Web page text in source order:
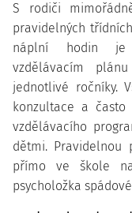
S rodiči
pravidelných
náplní hodin je
vzdělávacím
jednotlivé ročníky.
konzultace a
vzdělávacího
dětmi. Pravidelnou
přímo ve škole
psycholožka